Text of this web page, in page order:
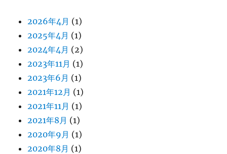
2026年4月 (1)
2025年4月 (1)
2024年4月 (2)
2023年11月 (1)
2023年6月 (1)
2021年12月 (1)
2021年11月 (1)
2021年8月 (1)
2020年9月 (1)
2020年8月 (1)